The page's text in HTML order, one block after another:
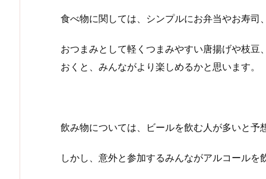
食べ物に関しては、シンプルにお弁当やお寿
おつまみとして軽くつまみやすい唐揚げや枝
おくと、みんながより楽しめるかと思います。
飲み物については、ビールを飲む人が多いと予
しかし、意外と参加するみんながアルコールを